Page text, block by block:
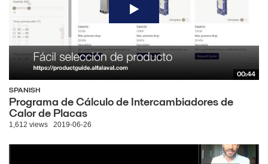
00:44
SPANISH
Programa de Cálculo de Intercambiadores de
Calor de Placas
1,612 views 2019-06-26